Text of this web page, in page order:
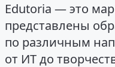
Edutoria — это
представлены
по различным
от ИТ до